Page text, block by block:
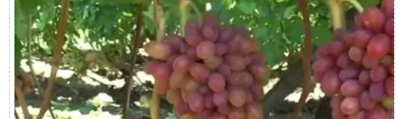
Описание куста
Характеристика Значение
Урожайность кг/
дерево
до 20